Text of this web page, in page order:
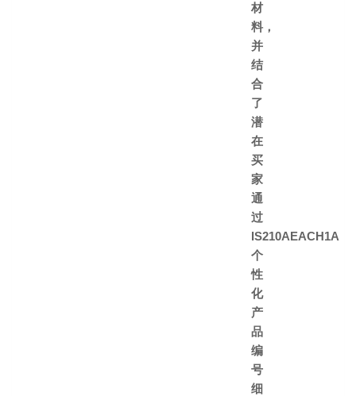
材
料，
并
结
合
了
潜
在
买
家
通
过
IS210AEACH1A
个
性
化
产
品
编
号
细